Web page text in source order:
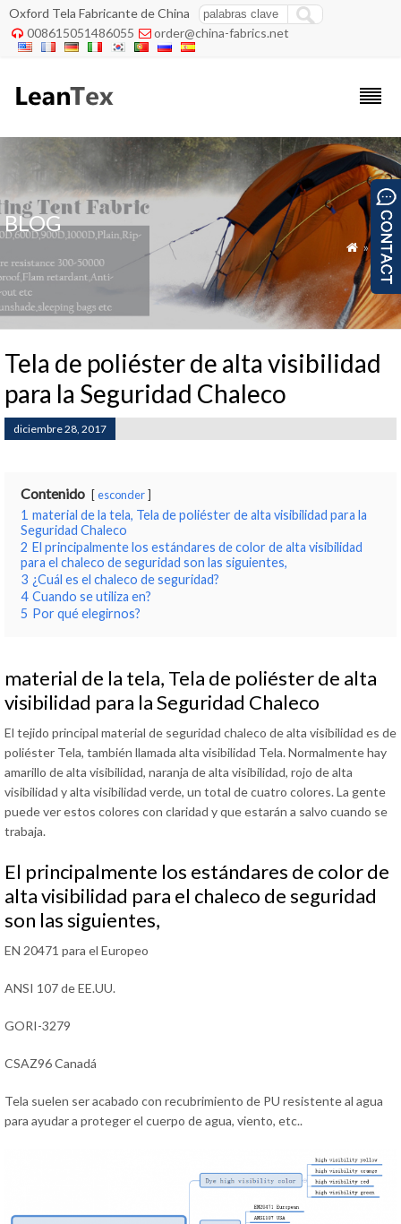
Oxford Tela Fabricante de China
 008615051486055  order@china-fabrics.net
BLOG
 » Blog
Tela de poliéster de alta visibilidad
para la Seguridad Chaleco
diciembre 28, 2017
Contenido esconder
1 material de la tela, Tela de poliéster de alta visibilidad para la
Seguridad Chaleco
2 El principalmente los estándares de color de alta visibilidad
para el chaleco de seguridad son las siguientes,
3 ¿Cuál es el chaleco de seguridad?
4 Cuando se utiliza en?
5 Por qué elegirnos?
material de la tela, Tela de poliéster de alta
visibilidad para la Seguridad Chaleco
El tejido principal material de seguridad chaleco de alta visibilidad es de
poliéster Tela, también llamada alta visibilidad Tela. Normalmente hay
amarillo de alta visibilidad, naranja de alta visibilidad, rojo de alta
visibilidad y alta visibilidad verde, un total de cuatro colores. La gente
puede ver estos colores con claridad y que estarán a salvo cuando se
trabaja.
El principalmente los estándares de color de
alta visibilidad para el chaleco de seguridad
son las siguientes,
EN 20471 para el Europeo
ANSI 107 de EE.UU.
GORI-3279
CSAZ96 Canadá
Tela suelen ser acabado con recubrimiento de PU resistente al agua
para ayudar a proteger el cuerpo de agua, viento, etc..